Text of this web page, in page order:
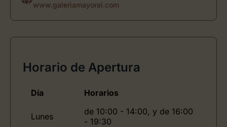
www.galeriamayoral.com
Horario de Apertura
Día Horarios
Lunes
de 10:00 - 14:00, y de 16:00
- 19:30